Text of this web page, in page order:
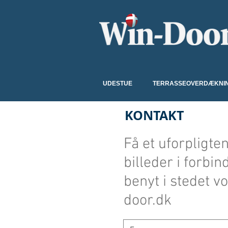
UDESTUE
KONTAKT
Få et
billeder i
benyt i stedet
door.dk